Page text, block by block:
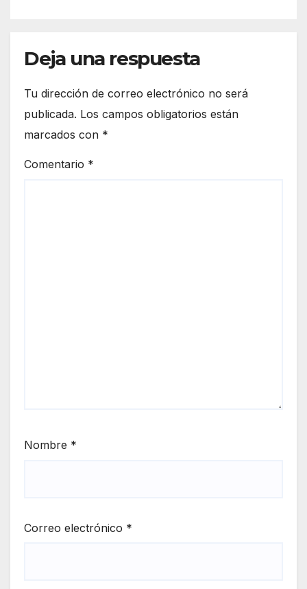
Deja una respuesta
Tu dirección de correo electrónico no será
publicada. Los campos obligatorios están
marcados con *
Comentario *
Nombre *
Correo electrónico *